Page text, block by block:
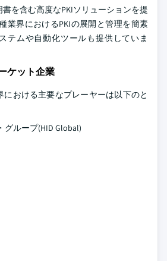
を含む高度なPKIソリューションを提
業界におけるPKIの展開と管理を簡素
テムや自動化ツールも提供していま
ケット企業
おける主要なプレーヤーは以下のと
グループ(HID Global)